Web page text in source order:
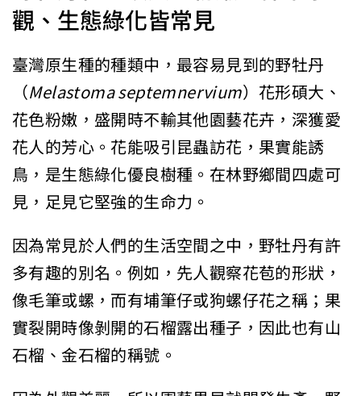
觀、生態綠化皆常見
臺灣原生種的種類中，最容易見到的野牡丹
（Melastoma septemnervium）花形碩大、
花色粉嫩，盛開時不輸其他園藝花卉，深獲愛
花人的芳心。花能吸引昆蟲訪花，果實能誘
鳥，是生態綠化優良樹種。在林野鄉間四處可
見，足見它堅強的生命力。
因為常見於人們的生活空間之中，野牡丹有許
多有趣的別名。例如，先人觀察花苞的形狀，
像毛筆或螺，而有埔筆仔或狗螺仔花之稱；果
實裂開時像剝開的石榴露出種子，因此也有山
石榴、金石榴的稱號。